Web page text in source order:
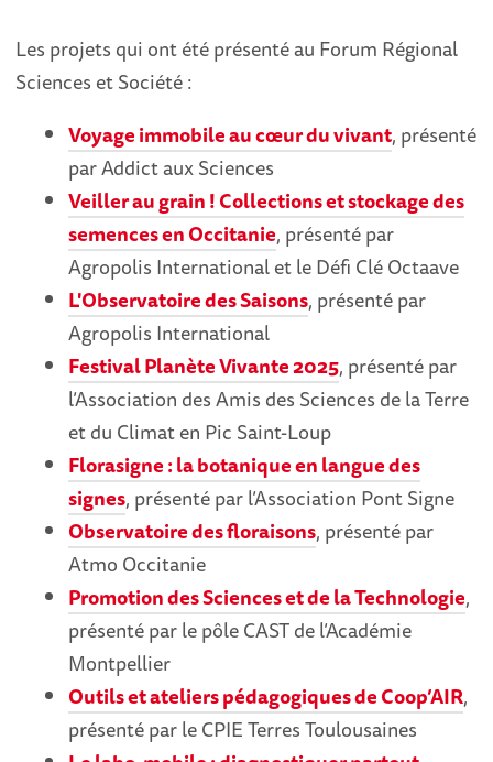
Les projets qui ont été présenté au Forum Régional
Sciences et Société :
Voyage immobile au cœur du vivant, présenté
par Addict aux Sciences
Veiller au grain ! Collections et stockage des
semences en Occitanie, présenté par
Agropolis International et le Défi Clé Octaave
L'Observatoire des Saisons, présenté par
Agropolis International
Festival Planète Vivante 2025, présenté par
l’Association des Amis des Sciences de la Terre
et du Climat en Pic Saint-Loup
Florasigne : la botanique en langue des
signes, présenté par l’Association Pont Signe
Observatoire des floraisons, présenté par
Atmo Occitanie
Promotion des Sciences et de la Technologie,
présenté par le pôle CAST de l’Académie
Montpellier
Outils et ateliers pédagogiques de Coop’AIR,
présenté par le CPIE Terres Toulousaines